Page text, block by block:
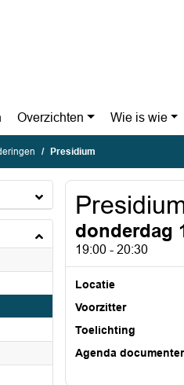
Overzichten Wie is wie
Presidium
donderdag
19:00 - 20:30
Locatie
Voorzitter
Toelichting
Agenda